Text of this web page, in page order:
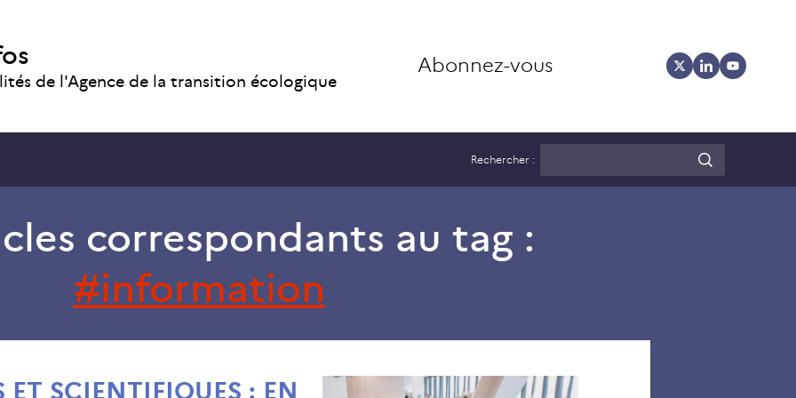
de l'Agence de la transition écologique
Abonnez-vous
Rechercher :
correspondants au tag :
information
ET SCIENTIFIQUES : EN